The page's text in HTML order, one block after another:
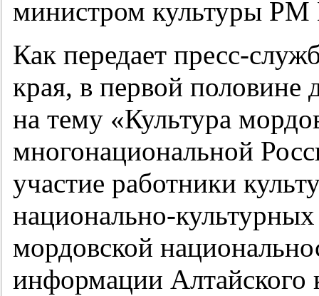
министром культуры РМ
Как передает пресс-
края, в первой половине
на тему «Культура
многонациональной
участие работники
национально-
мордовской
информации Алтайского